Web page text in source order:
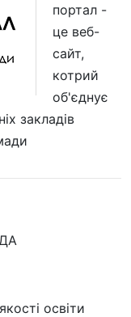
портал -
це веб-
сайт,
котрий
об'єднує
закладів
освіти